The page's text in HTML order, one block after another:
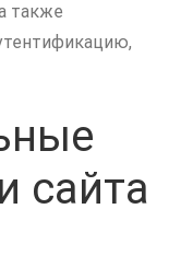
также
сайта